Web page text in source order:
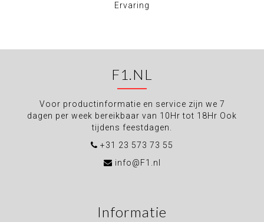
Ervaring
F1.NL
Voor productinformatie en service zijn we 7
dagen per week bereikbaar van 10Hr tot 18Hr Ook
tijdens feestdagen.
+31 23 573 73 55
info@F1.nl
Informatie